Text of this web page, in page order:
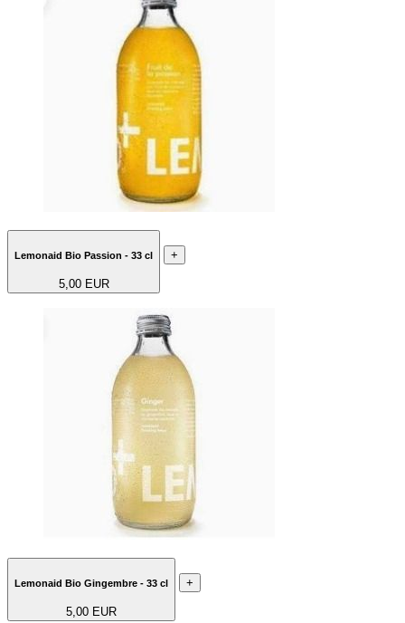
Lemonaid Bio Passion - 33 cl
5,00 EUR
+
Lemonaid Bio Gingembre - 33 cl
5,00 EUR
+